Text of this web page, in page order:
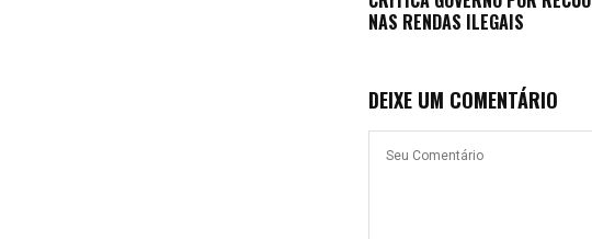
NAS RENDAS ILEGAIS
DEIXE UM COMENTÁRIO